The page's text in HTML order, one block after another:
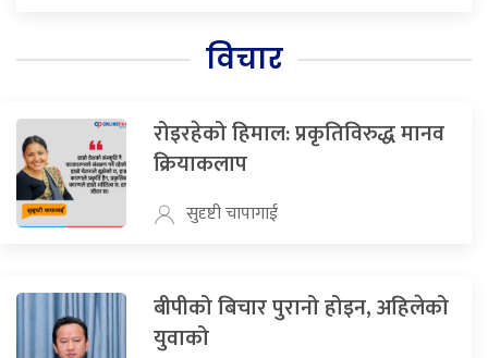
विचार
रोइरहेको हिमाल: प्रकृतिविरुद्ध मानव
क्रियाकलाप
सुदृष्टी चापागाई
बीपीको बिचार पुरानो होइन, अहिलेको
युवाको